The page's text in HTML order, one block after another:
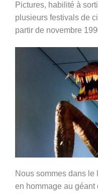
Pictures, habilité à
plusieurs festivals de
partir de novembre
Nous sommes dans le
en hommage au géant